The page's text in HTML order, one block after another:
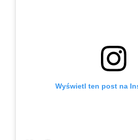
Wyświetl ten post na